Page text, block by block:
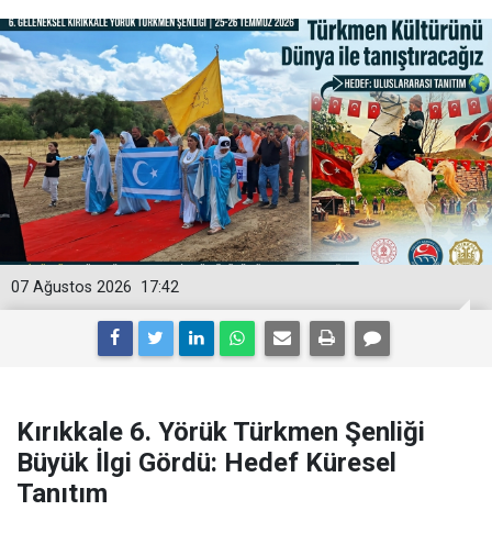
17:42
07 Ağustos 2026
Kırıkkale 6. Yörük Türkmen Şenliği
Büyük İlgi Gördü: Hedef Küresel
Tanıtım